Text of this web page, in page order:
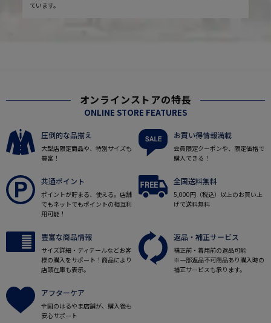
ています。
オンラインストアの特長
ONLINE STORE FEATURES
圧倒的な品揃え
大型店限定商品や、特別サイズも
豊富！
お買い得情報満載
会員限定クーポンや、限定価格で
購入できる！
共通ポイント
ポイントが貯まる、使える。店舗
でもネットでもポイントの相互利
用可能！
全国送料無料
5,000円（税込）以上のお買い上
げで送料無料
豊富な商品情報
サイズ詳細・ディテールなどお客
様の購入をサポート！商品により
店頭在庫も表示。
返品・補正サービス
補正前・着用前の返品可能
※一部返品不可商品あり購入時の
補正サービスも承ります。
アフターケア
全国のはるやま店舗が、購入後も
安心サポート